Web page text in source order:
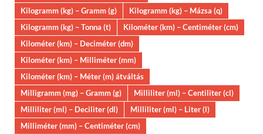
Kilogramm (kg) – Gramm (g)
Kilogramm (kg) – Mázsa (q)
Kilogramm (kg) – Tonna (t)
Kilométer (km) – Centiméter (cm)
Kilométer (km) – Deciméter (dm)
Kilométer (km) – Milliméter (mm)
Kilométer (km) – Méter (m) átváltás
Milligramm (mg) – Gramm (g)
Milliliter (ml) – Centiliter (cl)
Milliliter (ml) – Deciliter (dl)
Milliliter (ml) – Liter (l)
Milliméter (mm) – Centiméter (cm)